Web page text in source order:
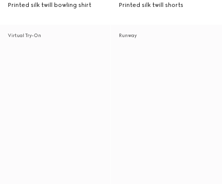
Printed silk twill bowling shirt Printed silk twill shorts
Virtual Try-On Runway